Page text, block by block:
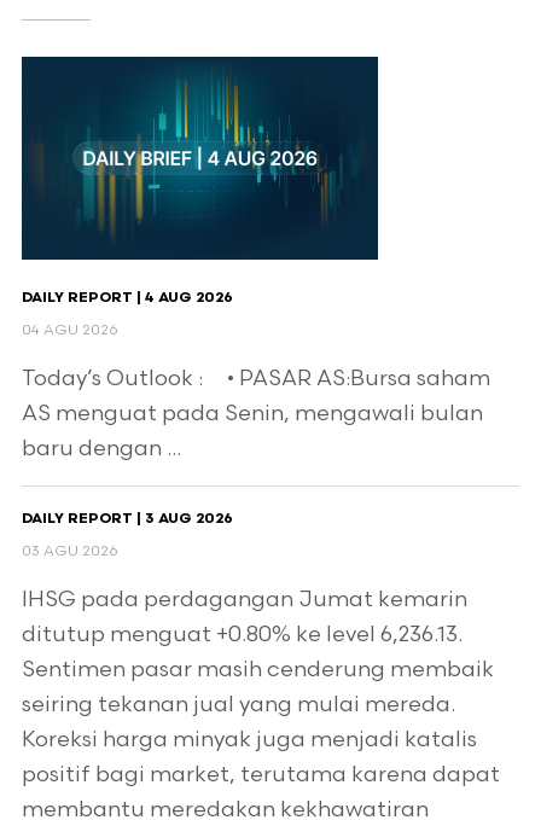
DAILY REPORT | 4 AUG 2026
04 AGU 2026
Today’s Outlook : • PASAR AS:Bursa saham
AS menguat pada Senin, mengawali bulan
baru dengan ...
DAILY REPORT | 3 AUG 2026
03 AGU 2026
IHSG pada perdagangan Jumat kemarin
ditutup menguat +0.80% ke level 6,236.13.
Sentimen pasar masih cenderung membaik
seiring tekanan jual yang mulai mereda.
Koreksi harga minyak juga menjadi katalis
positif bagi market, terutama karena dapat
membantu meredakan kekhawatiran